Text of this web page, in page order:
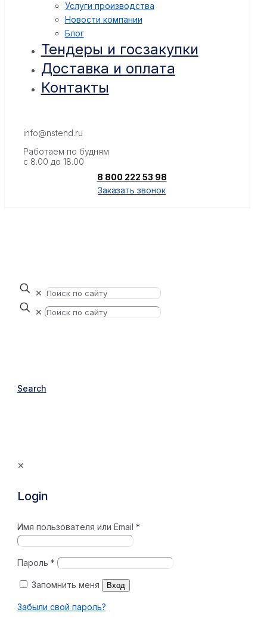
Услуги производства
Новости компании
Блог
Тендеры и госзакупки
Доставка и оплата
Контакты
info@nstend.ru
Работаем по будням
с 8.00 до 18.00
8 800 222 53 98
Заказать звонок
✕
✕
Search
✕
Login
Имя пользователя или Email *
Пароль *
Запомнить меня Вход
Забыли свой пароль?